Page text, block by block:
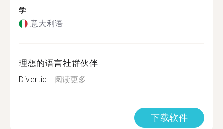
学
意大利语
理想的语言社群伙伴
Divertid...阅读更多
下载软件